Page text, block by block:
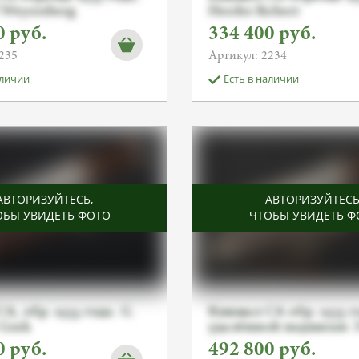
руб.
Herder Robert
334 400 руб.
Артикул: 2234
Есть в наличии
,
УВИДЕТЬ ФОТО
обр. 1933 года. G.
руб.
АВТОРИЗУЙТЕСЬ
ЧТОБЫ УВИДЕТЬ
Кинжал СА обр. 1933
удалённой подписью
492 800 руб.